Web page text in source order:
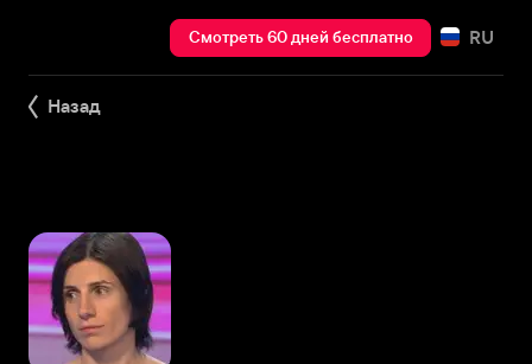
Смотреть 60 дней бесплатно RU
Назад